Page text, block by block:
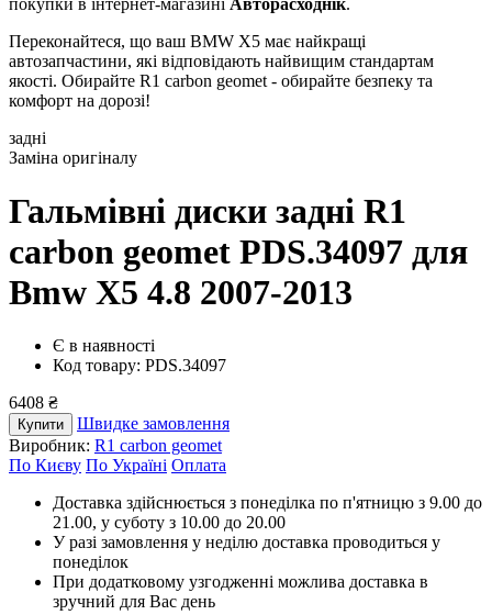
Переконайтеся, що ваш BMW X5 має найкращі
автозапчастини, які відповідають найвищим стандартам
якості. Обирайте R1 carbon geomet - обирайте безпеку та
комфорт на дорозі!
задні
Заміна оригіналу
Гальмівні диски задні R1
carbon geomet PDS.34097 для
Bmw X5 4.8 2007-2013
Є в наявності
Код товару: PDS.34097
6408 ₴
Купити
Швидке замовлення
Виробник: R1 carbon geomet
По Києву По Україні Оплата
Доставка здійснюється з понеділка по п'ятницю з 9.00 до
21.00, у суботу з 10.00 до 20.00
У разі замовлення у неділю доставка проводиться у
понеділок
При додатковому узгодженні можлива доставка в
зручний для Вас день